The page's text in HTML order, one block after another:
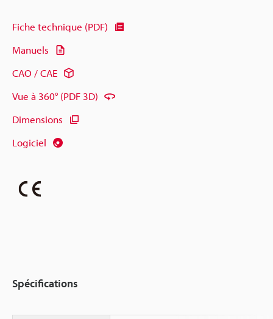
Fiche technique (PDF)
Manuels
CAO / CAE
Vue à 360° (PDF 3D)
Dimensions
Logiciel
Spécifications